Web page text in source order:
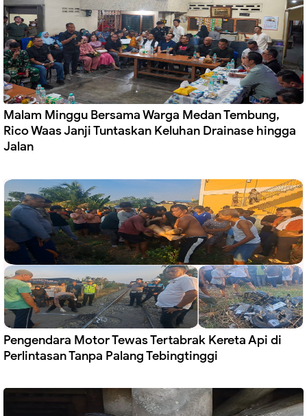
Malam Minggu Bersama Warga Medan Tembung,
Rico Waas Janji Tuntaskan Keluhan Drainase hingga
Jalan
Pengendara Motor Tewas Tertabrak Kereta Api di
Perlintasan Tanpa Palang Tebingtinggi